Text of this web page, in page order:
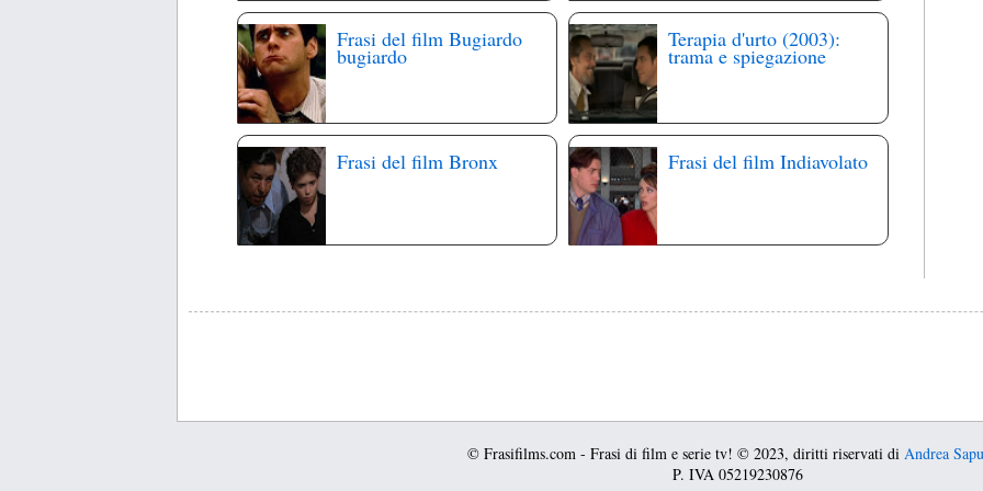
Frasi del film Bugiardo
bugiardo
Terapia d'urto (2003):
trama e spiegazione
Frasi del film Bronx Frasi del film Indiavolato
© Frasifilms.com - Frasi di film e serie tv! © 2023, diritti riservati di Andrea
P. IVA 05219230876